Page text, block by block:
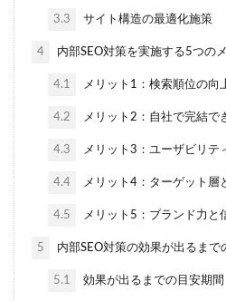
3.3 サイト構造の最適化施策
4 内部SEO対策を実施する5つの
4.1 メリット1：検索順位の向
4.2 メリット2：自社で完結で
4.3 メリット3：ユーザビリテ
4.4 メリット4：ターゲット層
4.5 メリット5：ブランド力と
5 内部SEO対策の効果が出るまで
5.1 効果が出るまでの目安期間